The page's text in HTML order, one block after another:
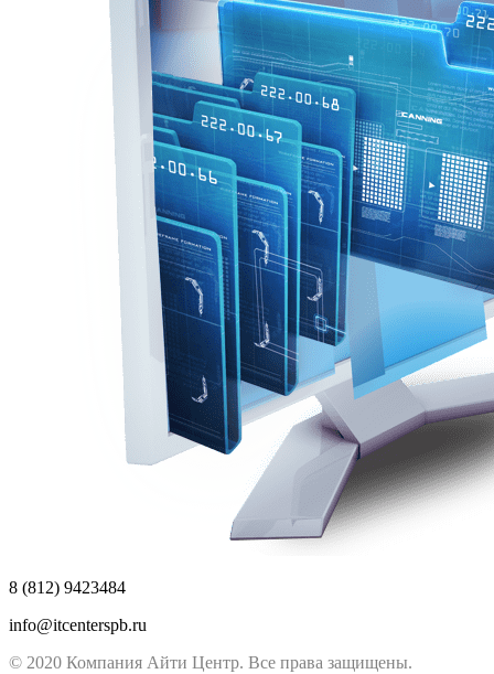
8 (812) 9423484
info@itcenterspb.ru
© 2020 Компания Айти Центр. Все права защищены.